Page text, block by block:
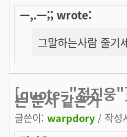
ㅡ,.ㅡ;; wrote:
그말하는사람 줄기
[quote="정진웅"]
는 문서 같은거
글쓴이: warpdory / 작성